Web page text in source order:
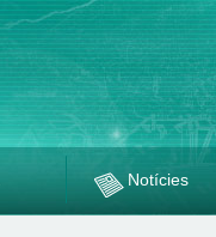
Notícies